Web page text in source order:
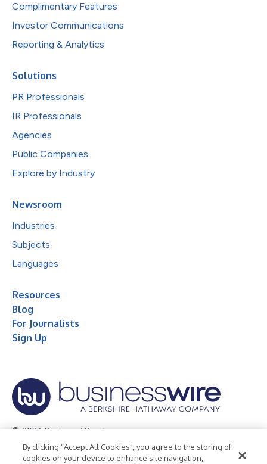
Complimentary Features
Investor Communications
Reporting & Analytics
Solutions
PR Professionals
IR Professionals
Agencies
Public Companies
Explore by Industry
Newsroom
Industries
Subjects
Languages
Resources
Blog
For Journalists
Sign Up
© 2026 Business Wire, Inc.
Privacy Policy Cookie Policy Accessibility Statement
By clicking “Accept All Cookies”, you agree to the storing of
cookies on your device to enhance site navigation,